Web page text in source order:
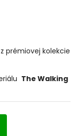
prémiovej kolekcie
The Walking